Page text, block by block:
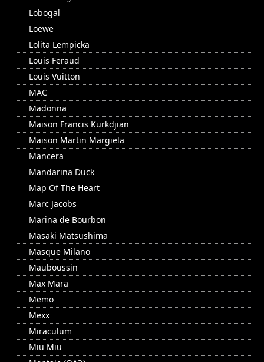
Lobogal
Loewe
Lolita Lempicka
Louis Feraud
Louis Vuitton
MAC
Madonna
Maison Francis Kurkdjian
Maison Martin Margiela
Mancera
Mandarina Duck
Map Of The Heart
Marc Jacobs
Marina de Bourbon
Masaki Matsushima
Masque Milano
Mauboussin
Max Mara
Memo
Mexx
Miraculum
Miu Miu